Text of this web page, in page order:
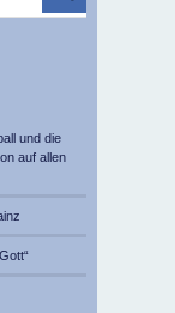
und die
auf allen